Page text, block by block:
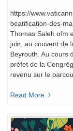
https://
beatification-des-
Thomas Saleh ofm
juin, au couvent de
Beyrouth. Au cours
préfet de la
revenu sur le
Read More